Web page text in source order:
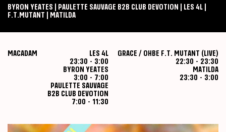
BYRON YEATES | PAULETTE SAUVAGE B2B CLUB DEVOTION | LES 4L |
F.T.MUTANT | MATILDA
MACADAM
LES 4L
23:30 - 3:00
BYRON YEATES
3:00 - 7:00
PAULETTE SAUVAGE
B2B CLUB DEVOTION
7:00 - 11:30
GRACE / OHBE F.T. MUTANT (LIVE)
22:30 - 23:30
MATILDA
23:30 - 3:00